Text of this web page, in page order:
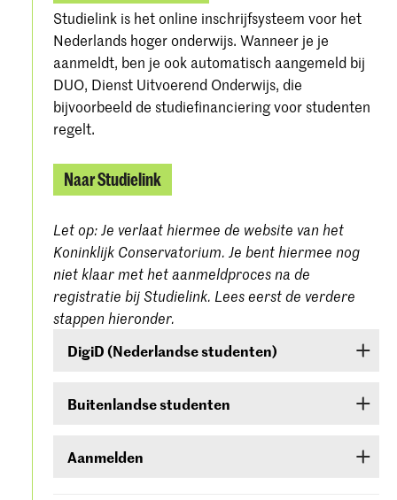
Studielink is het online inschrijfsysteem voor het
Nederlands hoger onderwijs. Wanneer je je
aanmeldt, ben je ook automatisch aangemeld bij
DUO, Dienst Uitvoerend Onderwijs, die
bijvoorbeeld de studiefinanciering voor studenten
regelt.
Naar Studielink
Let op: Je verlaat hiermee de website van het
Koninklijk Conservatorium. Je bent hiermee nog
niet klaar met het aanmeldproces na de
registratie bij Studielink. Lees eerst de verdere
stappen hieronder.
DigiD (Nederlandse studenten)
inloggen met je DigiD. Heb je die nog niet, vraag
dagen duren voordat je de inlogcodes ontvangt.
Buitenlandse studenten
een gebruikersnaam en wachtwoord die je in
Aanmelden